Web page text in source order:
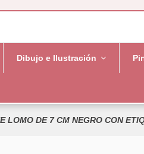
Dibujo e Ilustración
LOMO DE 7 CM NEGRO CON